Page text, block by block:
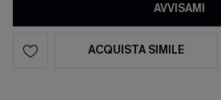
AVVISAMI
ACQUISTA SIMILE